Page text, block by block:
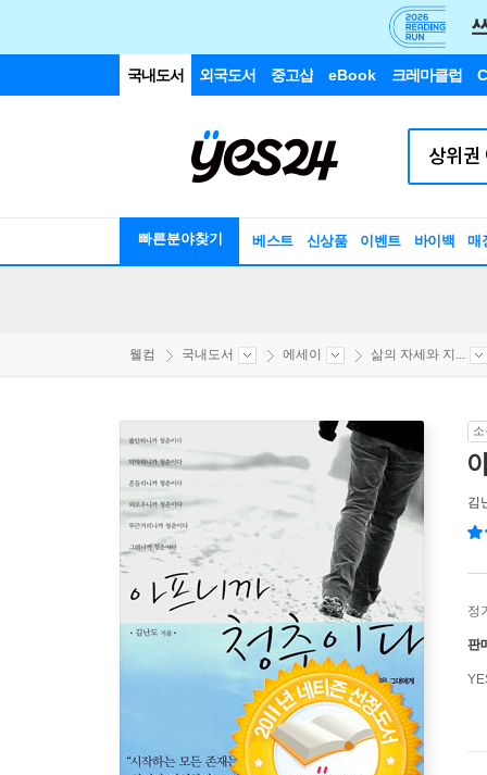
국내도서 외국도서 중고샵 eBook 크레마클럽
빠른분야찾기 베스트 신상품 이벤트 바이백 매
웰컴 국내도서 에세이 삶의 자세와 지...
김
정
판